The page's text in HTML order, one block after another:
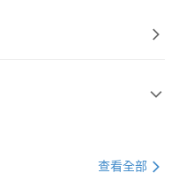
查看全部